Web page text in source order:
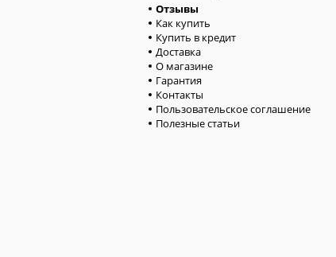
Отзывы
Как купить
Купить в кредит
Доставка
О магазине
Гарантия
Контакты
Пользовательское соглашение
Полезные статьи